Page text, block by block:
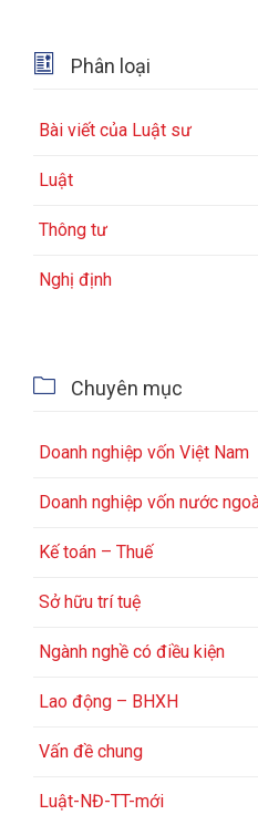
 Phân loại
Bài viết của Luật sư
Luật
Thông tư
Nghị định
 Chuyên mục
Doanh nghiệp vốn Việt Nam
Doanh nghiệp vốn nước
Kế toán – Thuế
Sở hữu trí tuệ
Ngành nghề có điều kiện
Lao động – BHXH
Vấn đề chung
Luật-NĐ-TT-mới